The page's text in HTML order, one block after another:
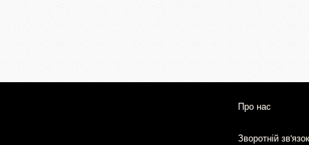
Про нас
Зворотній зв'язок